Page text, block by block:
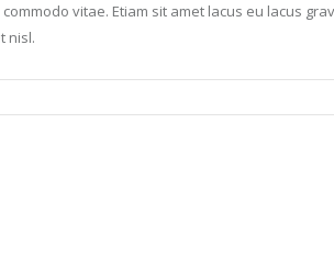
vitae. Etiam sit amet lacus eu lacus
nisl.